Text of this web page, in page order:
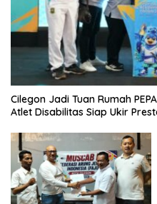
Cilegon Jadi Tuan Rumah
Atlet Disabilitas Siap Ukir